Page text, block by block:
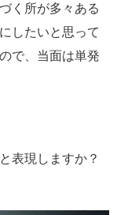
く所が多々ある
したいと思って
で、当面は単発
表現しますか？